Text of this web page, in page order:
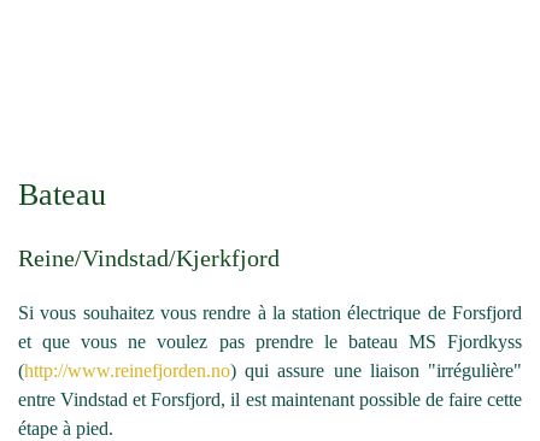
Bateau
Reine/Vindstad/Kjerkfjord
Si vous souhaitez vous rendre à la station électrique de Forsfjord
et que vous ne voulez pas prendre le bateau MS Fjordkyss
(http://www.reinefjorden.no) qui assure une liaison "irrégulière"
entre Vindstad et Forsfjord, il est maintenant possible de faire cette
étape à pied.